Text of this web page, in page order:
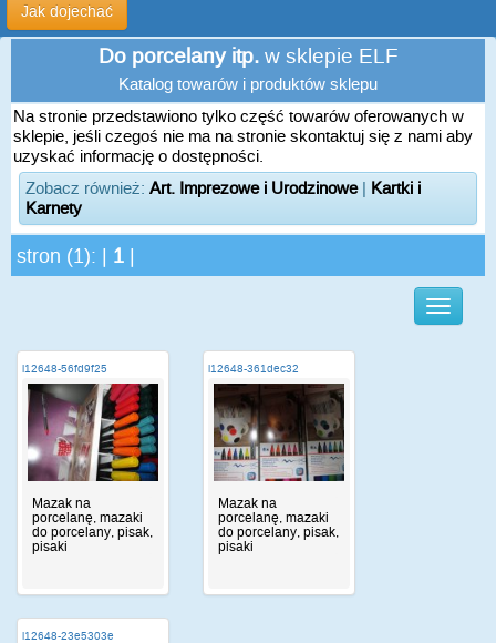
Jak dojechać
Do porcelany itp.w sklepie ELF
Katalog towarów i produktów sklepu
Na stronie przedstawiono tylko część towarów oferowanych w
sklepie, jeśli czegoś nie ma na stronie skontaktuj się z nami aby
uzyskać informację o dostępności.
Zobacz również: Art. Imprezowe i Urodzinowe| Kartki i
Karnety
stron (1): | 1
i12648-56fd9f25
Mazak na
porcelanę, mazaki
do porcelany, pisak,
pisaki
i12648-361dec32
Mazak na
porcelanę, mazaki
do porcelany, pisak,
pisaki
i12648-23e5303e